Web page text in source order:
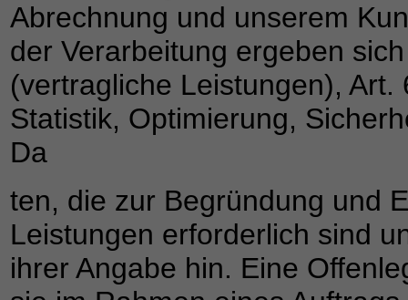
Abrechnung und unserem
der Verarbeitung ergeben
(vertragliche Leistungen),
Statistik, Optimierung,
Da
ten, die zur Begründung und
Leistungen erforderlich sind
ihrer Angabe hin. Eine